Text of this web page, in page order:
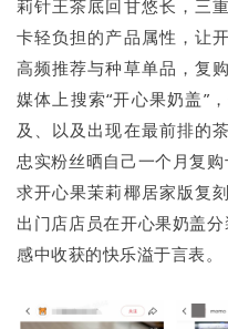
莉针王茶底回甘悠长，三
卡轻负担的产品属性，让
高频推荐与种草单品，复
媒体上搜索“开心果奶盖”
及、以及出现在最前排的
忠实粉丝晒自己一个月复
求开心果茉莉椰居家版复
出门店店员在开心果奶盖
感中收获的快乐溢于言表。